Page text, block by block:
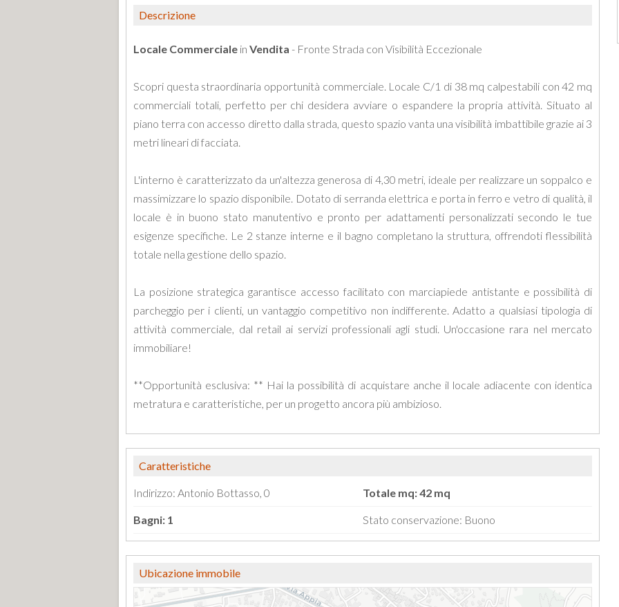
Descrizione
Locale Commerciale in Vendita - Fronte Strada con Visibilità Eccezionale
Scopri questa straordinaria opportunità commerciale. Locale C/1 di 38 mq calpestabili con 42 mq
commerciali totali, perfetto per chi desidera avviare o espandere la propria attività. Situato al
piano terra con accesso diretto dalla strada, questo spazio vanta una visibilità imbattibile grazie ai 3
metri lineari di facciata.
L'interno è caratterizzato da un'altezza generosa di 4,30 metri, ideale per realizzare un soppalco e
massimizzare lo spazio disponibile. Dotato di serranda elettrica e porta in ferro e vetro di qualità, il
locale è in buono stato manutentivo e pronto per adattamenti personalizzati secondo le tue
esigenze specifiche. Le 2 stanze interne e il bagno completano la struttura, offrendoti flessibilità
totale nella gestione dello spazio.
La posizione strategica garantisce accesso facilitato con marciapiede antistante e possibilità di
parcheggio per i clienti, un vantaggio competitivo non indifferente. Adatto a qualsiasi tipologia di
attività commerciale, dal retail ai servizi professionali agli studi. Un'occasione rara nel mercato
immobiliare!
**Opportunità esclusiva: ** Hai la possibilità di acquistare anche il locale adiacente con identica
metratura e caratteristiche, per un progetto ancora più ambizioso.
Caratteristiche
Indirizzo: Antonio Bottasso, 0 Totale mq: 42 mq
Bagni: 1 Stato conservazione: Buono
Ubicazione immobile